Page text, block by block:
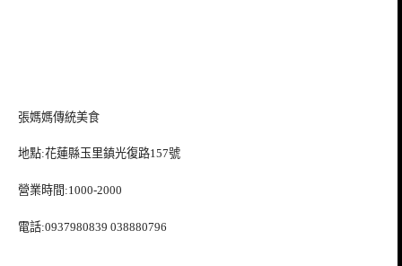
張媽媽傳統美食
地點:花蓮縣玉里鎮光復路157號
營業時間:1000-2000
電話:0937980839 038880796